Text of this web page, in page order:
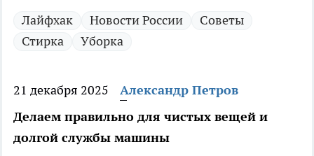
Лайфхак Новости России
Советы
Стирка
Уборка
21 декабря 2025
Александр Петров
Делаем правильно для чистых вещей и
долгой службы машины